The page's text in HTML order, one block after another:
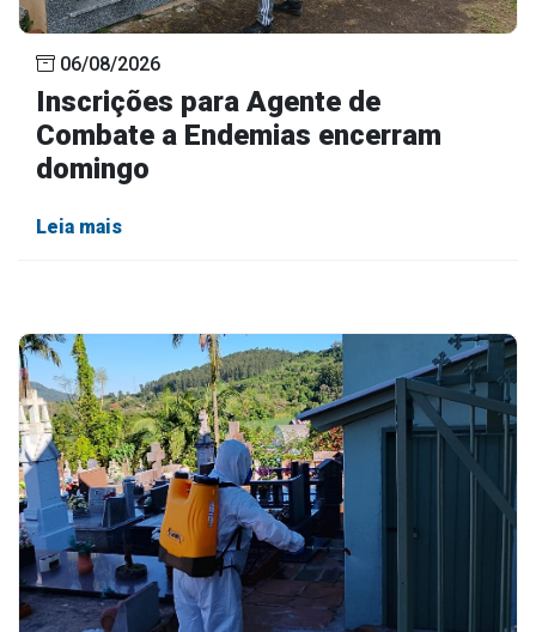
06/08/2026
Inscrições para Agente de
Combate a Endemias encerram
domingo
Leia mais